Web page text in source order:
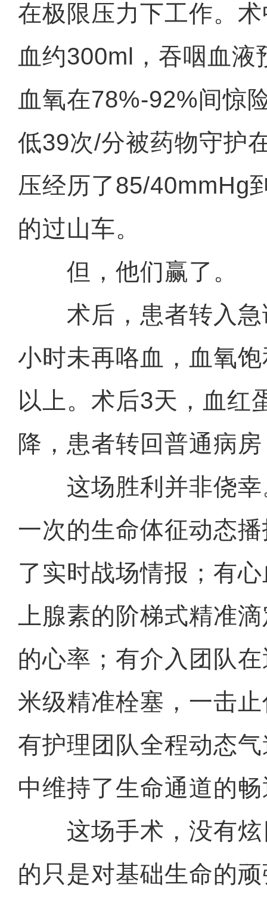
在极限压力下工作。
血约300ml，吞咽血液
血氧在78%-92%间惊
低39次/分被药物守护
压经历了85/40mmHg
的过山车。
但，他们赢了。
术后，患者转入急
小时未再咯血，血氧
以上。术后3天，血红
降，患者转回普通病
这场胜利并非侥幸
一次的生命体征动态
了实时战场情报；有
上腺素的阶梯式精准
的心率；有介入团队
米级精准栓塞，一击
有护理团队全程动态
中维持了生命通道的
这场手术，没有炫
的只是对基础生命的